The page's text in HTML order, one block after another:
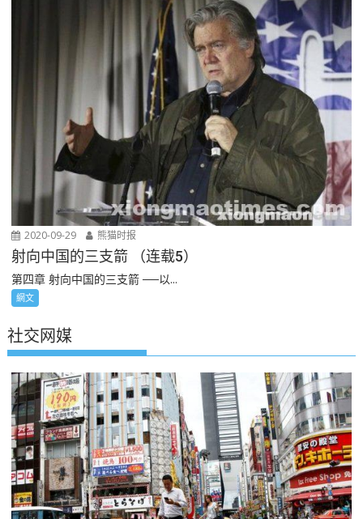
2020-09-29 熊猫时报
射向中国的三支箭 （连载5）
第四章 射向中国的三支箭 ──以...
網文
社交网媒